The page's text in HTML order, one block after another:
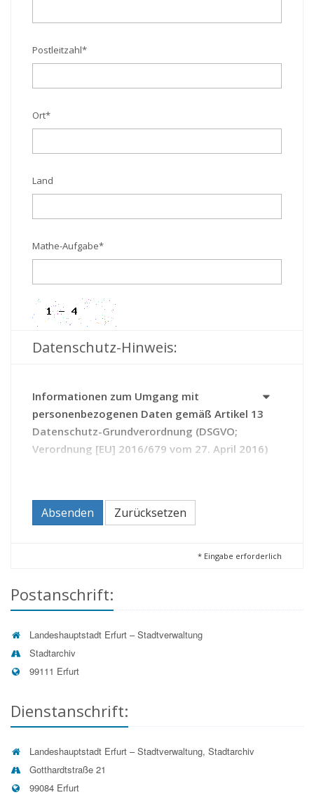
Postleitzahl*
Ort*
Land
Mathe-Aufgabe*
Datenschutz-Hinweis:
Informationen zum Umgang mit
personenbezogenen Daten gemäß Artikel 13
Datenschutz-Grundverordnung (DSGVO;
Verordnung [EU] 2016/679 vom 27. April 2016)
von Archivgut (Thüringer Archivgesetz - ThürArchivG).
Durch die Kontaktaufnahme mit dem Archiv erteilen Sie
jederzeit zu widerrufen (Artikel 21 DSGVO);
deren Unrichtigkeit eine Berichtigung oder bei
unzulässiger Speicherung die Löschung der Daten
sich ggf. beim Thüringer Landesbeauftragten für
beschweren (Artikel 13 Absatz 2 Buchstabe d
DSGVO).
Informationen zum
entnehmen Sie
bitte der Adresse in der rechten Spalte. Der
Datenschutzbeauftragte
Absenden Zurücksetzen
* Eingabe erforderlich
Postanschrift:
Landeshauptstadt Erfurt – Stadtverwaltung
Stadtarchiv
99111 Erfurt
Dienstanschrift:
Landeshauptstadt Erfurt – Stadtverwaltung, Stadtarchiv
Gotthardtstraße 21
99084 Erfurt